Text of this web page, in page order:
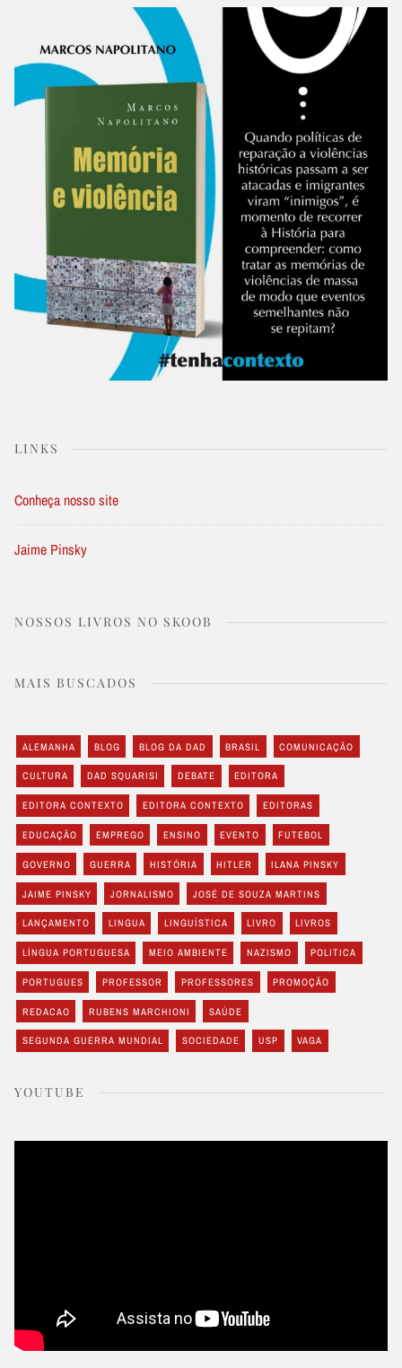
LINKS
Conheça nosso site
Jaime Pinsky
NOSSOS LIVROS NO SKOOB
MAIS BUSCADOS
ALEMANHA BLOG BLOG DA DAD BRASIL COMUNICAÇÃO
CULTURA DAD SQUARISI DEBATE EDITORA
EDITORA CONTEXTO EDITORA CONTEXTO EDITORAS
EDUCAÇÃO EMPREGO ENSINO EVENTO FUTEBOL
GOVERNO GUERRA HISTÓRIA HITLER ILANA PINSKY
JAIME PINSKY JORNALISMO JOSÉ DE SOUZA MARTINS
LANÇAMENTO LINGUA LINGUÍSTICA LIVRO LIVROS
LÍNGUA PORTUGUESA MEIO AMBIENTE NAZISMO POLITICA
PORTUGUES PROFESSOR PROFESSORES PROMOÇÃO
REDACAO RUBENS MARCHIONI SAÚDE
SEGUNDA GUERRA MUNDIAL SOCIEDADE USP VAGA
YOUTUBE